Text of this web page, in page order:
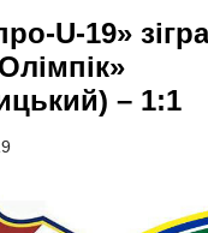
U-19»
– 1:1